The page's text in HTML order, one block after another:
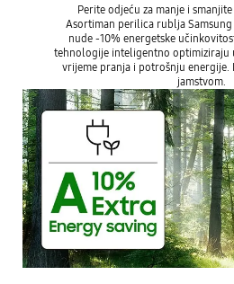
Perite odjeću za manje i
Asortiman perilica rublja
nude -10% energetske
tehnologije inteligentno optimiziraju
vrijeme pranja i potrošnju energije.
jamstvom.